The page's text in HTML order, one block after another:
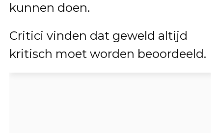
kunnen doen.
Critici vinden dat geweld altijd
kritisch moet worden beoordeeld.